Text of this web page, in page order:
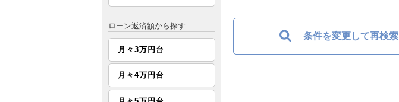
条件を変更して再検索
ローン返済額から探す
月々3万円台
月々4万円台